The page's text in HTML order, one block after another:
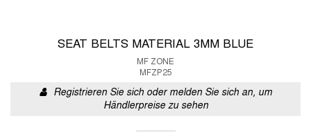
SEAT BELTS MATERIAL 3MM BLUE
MF ZONE
MFZP25
Registrieren Sie sich oder melden Sie sich an, um
Händlerpreise zu sehen